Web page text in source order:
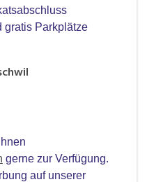
gratis Parkplätze
gerne zur Verfügung.
auf unserer